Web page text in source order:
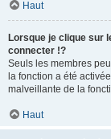
Haut
Lorsque je clique sur
connecter !?
Seuls les membres
la fonction a été
malveillante de la
Haut